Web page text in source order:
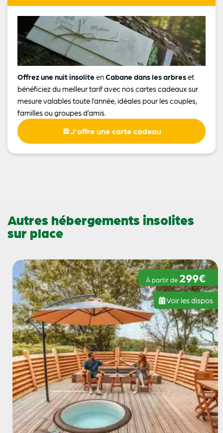
Offrez une nuit insolite enCabane dans les arbreset
bénéficiez du meilleur tarif avec nos cartes cadeaux sur
mesure valables toute l’année, idéales pour les couples,
familles ou groupes d’amis.
J'offre une carte cadeau
Autres hébergements insolites
sur place
À partir de 299€
Voir les dispos